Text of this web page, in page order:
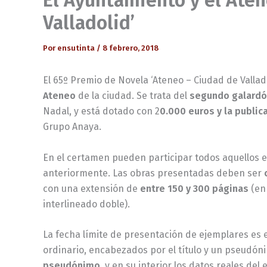
Valladolid’
Por ensutinta / 8 febrero, 2018
El 65º Premio de Novela ‘Ateneo – Ciudad de
Ateneo de la ciudad. Se trata del segundo
Nadal, y está dotado con 20.000 euros y la
Grupo Anaya.
En el certamen pueden participar todos aquellos
anteriormente. Las obras presentadas deben ser
con una extensión de entre 150 y 300 páginas
interlineado doble).
La fecha límite de presentación de ejemplares es
ordinario, encabezados por el título y un